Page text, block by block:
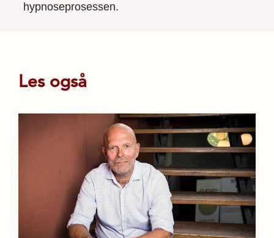
hypnoseprosessen.
Les også